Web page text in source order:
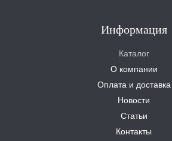
Информация
Каталог
О компании
Оплата и доставка
Новости
Статьи
Контакты